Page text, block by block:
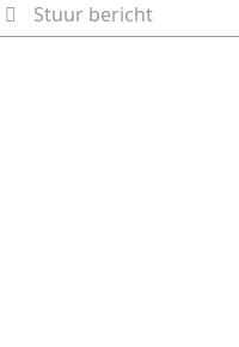
Stuur bericht